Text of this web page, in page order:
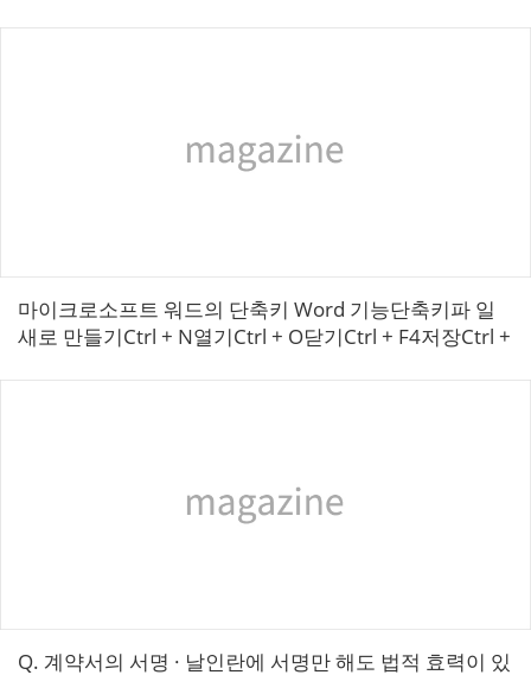
마이크로소프트 워드의 단축키 Word 기능단축키파 일
새로 만들기Ctrl + N열기Ctrl + O닫기Ctrl + F4저장Ctrl +
​Q. 계약서의 서명 · 날인란에 서명만 해도 법적 효력이 있